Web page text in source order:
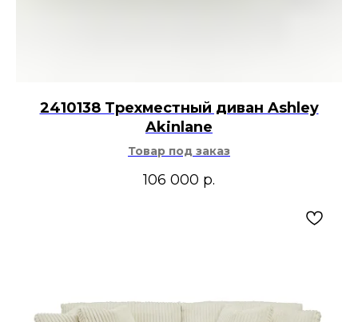
2410138 Трехместный диван Ashley
Akinlane
Товар под заказ
106 000 р.